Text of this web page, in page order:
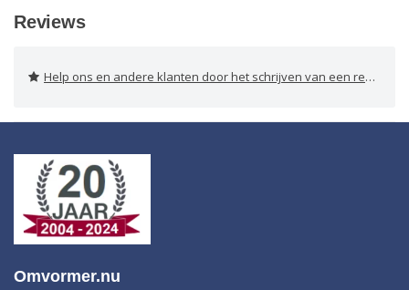
Reviews
Help ons en andere klanten door het schrijven van een review
Omvormer.nu